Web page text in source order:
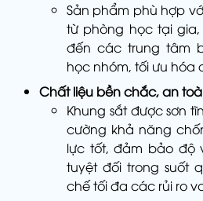
Sản phẩm phù hợp
từ phòng học tại
đến các trung tâm
học nhóm, tối ưu hóa
Chất liệu bền chắc, an
Khung sắt được sơn
cường khả năng
lực tốt, đảm bảo độ
tuyệt đối trong suốt
chế tối đa các rủi ro